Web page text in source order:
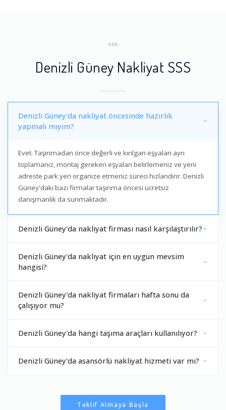
SSS
Denizli Güney Nakliyat SSS
Denizli Güney'da nakliyat öncesinde hazırlık
yapmalı mıyım?
Evet. Taşınmadan önce değerli ve kırılgan eşyaları ayrı
toplamanız, montaj gereken eşyaları belirlemeniz ve yeni
adreste park yeri organize etmeniz süreci hızlandırır. Denizli
Güney'daki bazı firmalar taşınma öncesi ücretsiz
danışmanlık da sunmaktadır.
Denizli Güney'da nakliyat firması nasıl karşılaştırılır?
Denizli Güney'da nakliyat için en uygun mevsim
hangisi?
Denizli Güney'da nakliyat firmaları hafta sonu da
çalışıyor mu?
Denizli Güney'da hangi taşıma araçları kullanılıyor?
Denizli Güney'da asansörlü nakliyat hizmeti var mı?
Teklif Almaya Başla